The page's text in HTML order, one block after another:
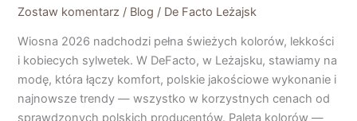
Zostaw komentarz / Blog / De Facto Leżajsk
Wiosna 2026 nadchodzi pełna świeżych kolorów, lekkości
i kobiecych sylwetek. W DeFacto, w Leżajsku, stawiamy na
modę, która łączy komfort, polskie jakościowe wykonanie i
najnowsze trendy — wszystko w korzystnych cenach od
sprawdzonych polskich producentów. Paleta kolorów —